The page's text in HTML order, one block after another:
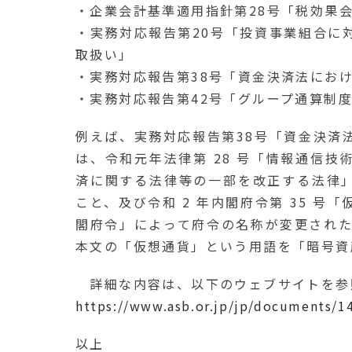
・企業会計基準適用指針第28号「税効果
・実務対応報告第20号「投資事業組合
取扱い」
・実務対応報告第38号「資金決済法にお
・実務対応報告第42号「グループ通算制
例えば、実務対応報告第38号「資金決済
は、令和元年法律第 28 号「情報通信技
済に関する法律等の一部を改正する法律
こと、及び令和 2 年内閣府令第 35 号「
閣府令」によって府令の名称が変更され
本文の「仮想通貨」という用語を「暗号資
詳細な内容は、以下のウェブサイトを参
https://www.asb.or.jp/jp/documents/
以上